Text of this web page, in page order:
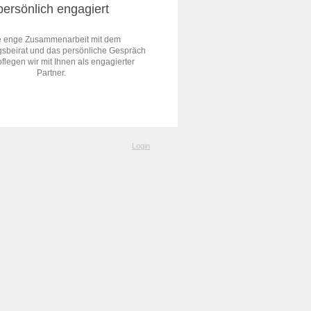
engagiert
enge Zusammenarbeit mit dem
und das persönliche Gespräch
wir mit Ihnen als engagierter
Partner.
Login